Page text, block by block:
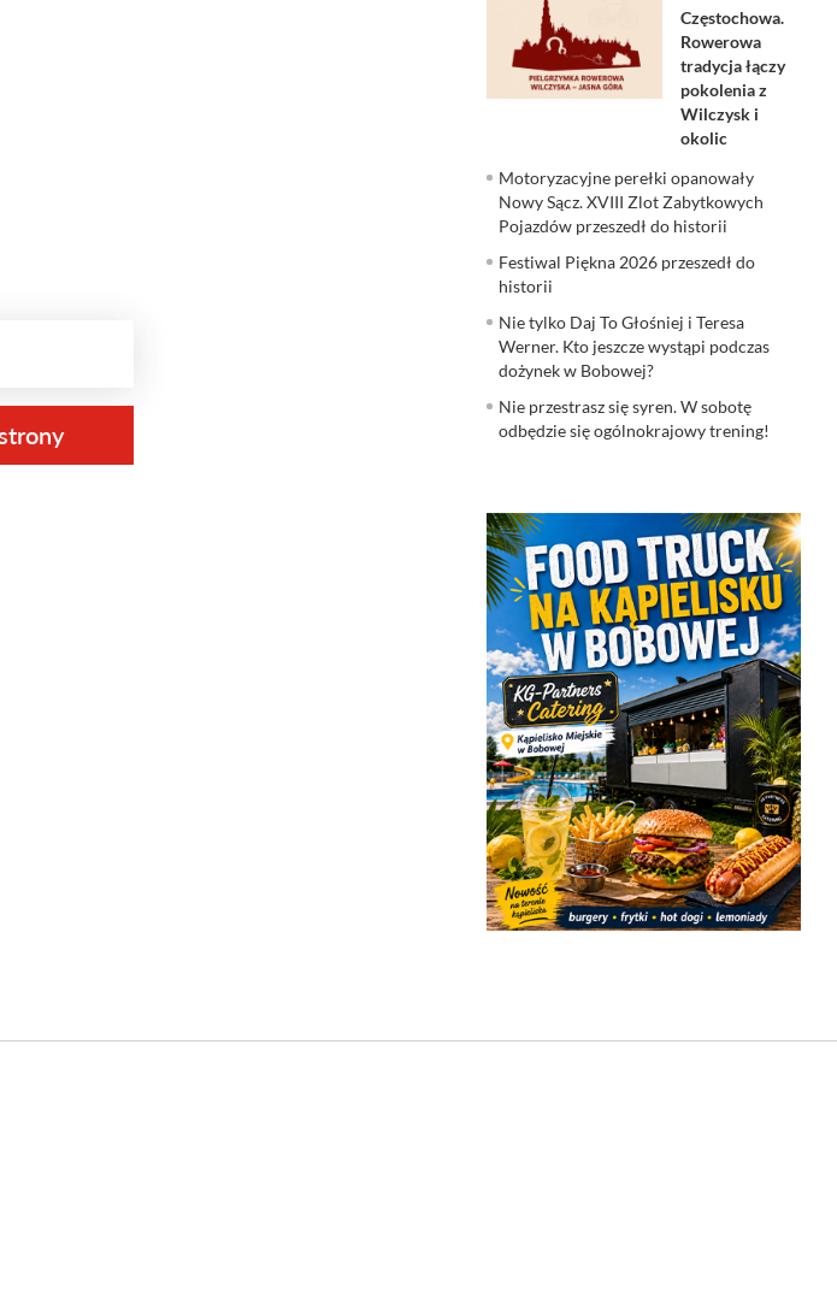
Częstochowa.
Rowerowa
tradycja łączy
pokolenia z
Wilczysk i
okolic
Motoryzacyjne perełki opanowały
Nowy Sącz. XVIII Zlot Zabytkowych
Pojazdów przeszedł do historii
Festiwal Piękna 2026 przeszedł do
historii
Nie tylko Daj To Głośniej i Teresa
Werner. Kto jeszcze wystąpi podczas
dożynek w Bobowej?
Nie przestrasz się syren. W sobotę
odbędzie się ogólnokrajowy trening!